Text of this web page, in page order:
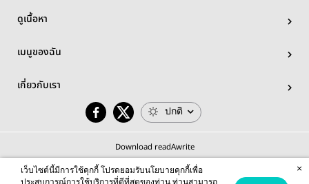
ดูเนื้อหา
เมนูของฉัน
เกี่ยวกับเรา
ปกติ
Download readAwrite
เว็บไซต์นี้มีการใช้คุกกี้ โปรดยอมรับนโยบายคุกกี้เพื่อ
ประสบการณ์การใช้บริการที่ดีที่สุดของท่าน ท่านสามารถ
×